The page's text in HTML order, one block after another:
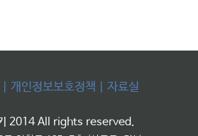
개인정보보호정책
자료실
2014 All rights reserved.